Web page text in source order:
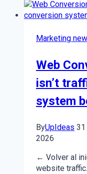
de
las
la
del
Marketing
Web
isn’t
system
ByUpIdeas 31
2026
← Volver al
website